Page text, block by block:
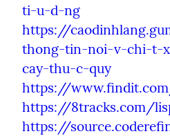
ti-u-d-ng
https://
thong-tin-noi-v-chi-t-
cay-thu-c-quy
https://
https://8tracks.com/
https://